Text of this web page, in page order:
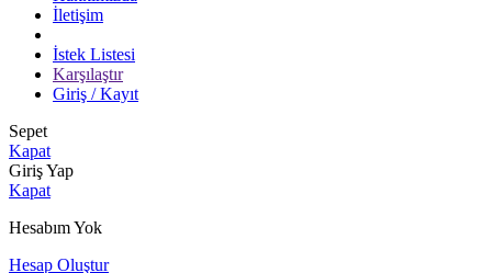
İletişim
İstek Listesi
Karşılaştır
Giriş / Kayıt
Sepet
Kapat
Giriş Yap
Kapat
Hesabım Yok
Hesap Oluştur